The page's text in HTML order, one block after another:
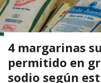
4 margarinas
permitido en
sodio según